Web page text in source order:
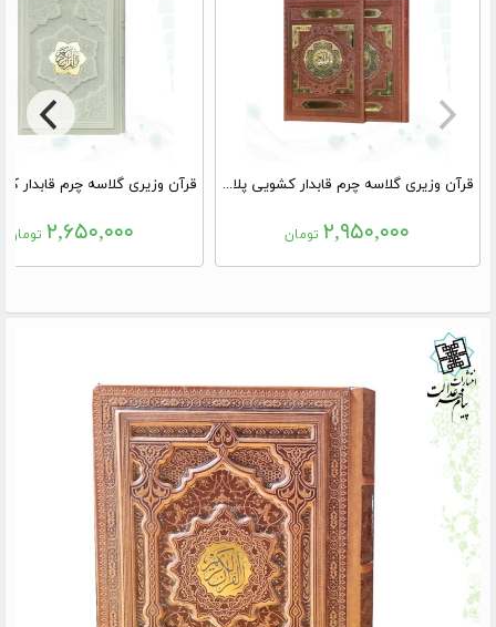
قرآن وزیری گلاسه چرم قابدار کشویی پلاک رنگی نفیس
۲,۹۵۰,۰۰۰ تومان ۲,۶۵۰,۰۰۰ تومان